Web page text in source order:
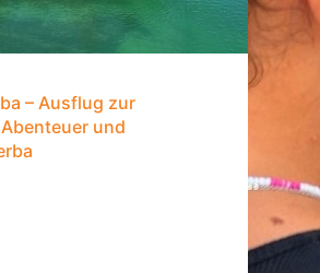
– Ausflug zur
und